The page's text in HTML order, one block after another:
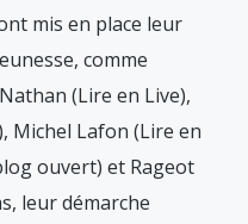
mis en place leur
comme
(Lire en Live),
Michel Lafon (Lire en
ouvert) et Rageot
leur démarche